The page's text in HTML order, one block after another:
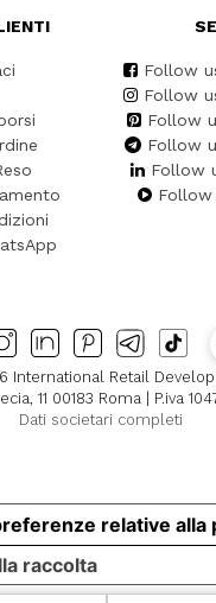
Follow
Follow
Follow
Follow
Follow
Follow
International Retail
11 00183 Roma | P.iva
Dati societari completi
raccolta
relative alla